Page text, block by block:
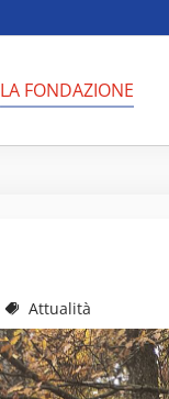
LA FONDAZIONE
Attualità